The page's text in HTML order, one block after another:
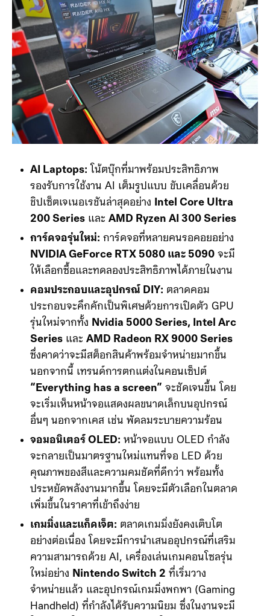
AI Laptops: โน้ตบุ๊กที่มาพร้อมประสิทธิภาพ
รองรับการใช้งาน AI เต็มรูปแบบ ขับเคลื่อนด้วย
ชิปเซ็ตเจเนอเรชันล่าสุดอย่าง Intel Core Ultra
200 Series และ AMD Ryzen AI 300 Series
การ์ดจอรุ่นใหม่: การ์ดจอที่หลายคนรอคอยอย่าง
NVIDIA GeForce RTX 5080 และ 5090 จะมี
ให้เลือกซื้อและทดลองประสิทธิภาพได้ภายในงาน
คอมประกอบและอุปกรณ์ DIY: ตลาดคอม
ประกอบจะคึกคักเป็นพิเศษด้วยการเปิดตัว GPU
รุ่นใหม่จากทั้ง Nvidia 5000 Series, Intel Arc
Series และ AMD Radeon RX 9000 Series
ซึ่งคาดว่าจะมีสต็อกสินค้าพร้อมจำหน่ายมากขึ้น
นอกจากนี้ เทรนด์การตกแต่งในคอนเซ็ปต์
“Everything has a screen” จะชัดเจนขึ้น โดย
จะเริ่มเห็นหน้าจอแสดงผลขนาดเล็กบนอุปกรณ์
อื่นๆ นอกจากเคส เช่น พัดลมระบายความร้อน
จอมอนิเตอร์ OLED: หน้าจอแบบ OLED กำลัง
จะกลายเป็นมาตรฐานใหม่แทนที่จอ LED ด้วย
คุณภาพของสีและความคมชัดที่ดีกว่า พร้อมทั้ง
ประหยัดพลังงานมากขึ้น โดยจะมีตัวเลือกในตลาด
เพิ่มขึ้นในราคาที่เข้าถึงง่าย
เกมมิ่งและแก็ดเจ็ต: ตลาดเกมมิ่งยังคงเติบโต
อย่างต่อเนื่อง โดยจะมีการนำเสนออุปกรณ์ที่เสริม
ความสามารถด้วย AI, เครื่องเล่นเกมคอนโซลรุ่น
ใหม่อย่าง Nintendo Switch 2 ที่เริ่มวาง
จำหน่ายแล้ว และอุปกรณ์เกมมิ่งพกพา (Gaming
Handheld) ที่กำลังได้รับความนิยม ซึ่งในงานจะมี